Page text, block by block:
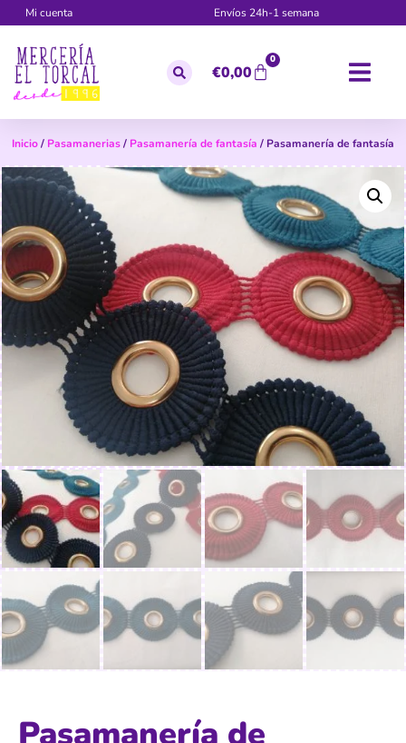
Mi cuenta Envíos 24h-1 semana
€0,00
0
Inicio/ Pasamanerias/ Pasamanería de fantasía / Pasamanería de fantasía